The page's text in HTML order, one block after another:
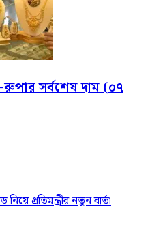
সর্বশেষ দাম (০৭
প্রতিমন্ত্রীর নতুন বার্তা